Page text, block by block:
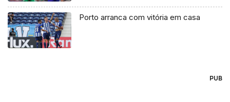
Porto arranca com vitória em casa
PUB